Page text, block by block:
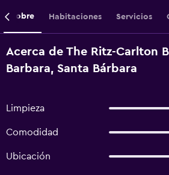
Sobre Habitaciones Servicios
Acerca de The Ritz-Carlton
Barbara, Santa Bárbara
Limpieza
Comodidad
Ubicación